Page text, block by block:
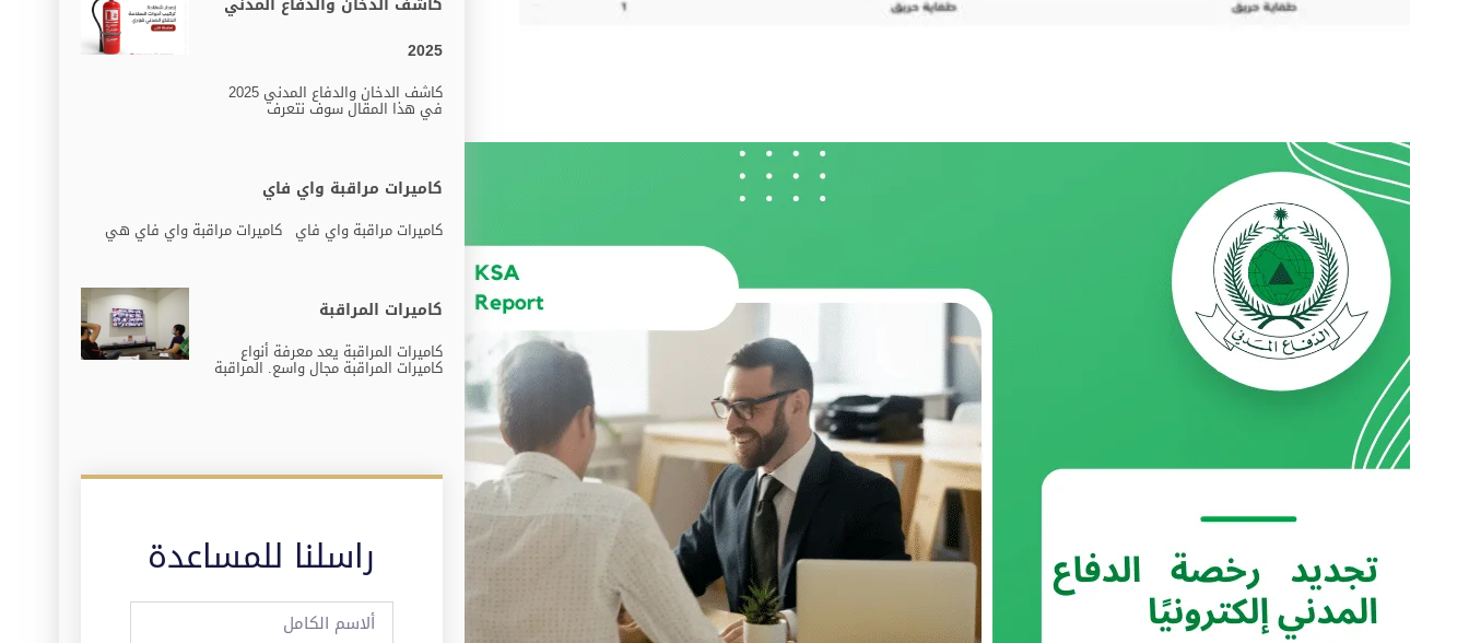
2025
كاشف الدخان والدفاع المدني 2025
في هذا المقال سوف نتعرف
كاميرات مراقبة واي فاي
كاميرات مراقبة واي فاي كاميرات مراقبة واي فاي هي
كاميرات المراقبة
كاميرات المراقبة يعد معرفة أنواع
كاميرات المراقبة مجال واسع. المراقبة
راسلنا للمساعدة